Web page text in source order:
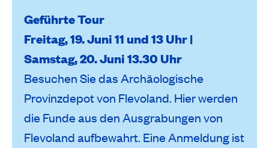
Geführte Tour
Freitag, 19. Juni 11 und 13 Uhr |
Samstag, 20. Juni 13.30 Uhr
Besuchen Sie das Archäologische
Provinzdepot von Flevoland. Hier werden
die Funde aus den Ausgrabungen von
Flevoland aufbewahrt. Eine Anmeldung ist